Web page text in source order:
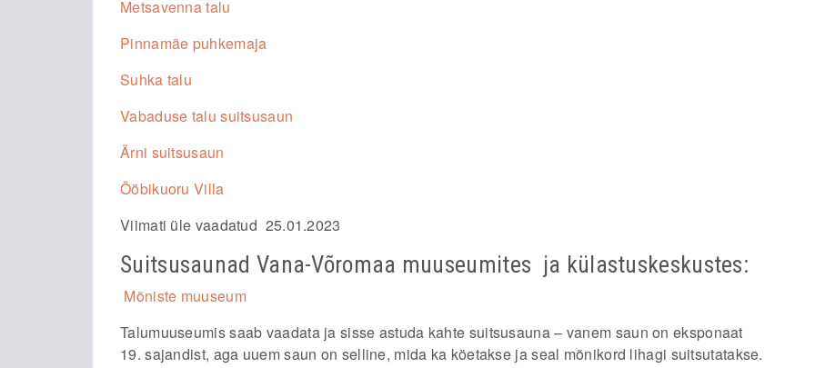
Metsavenna talu
Pinnamäe puhkemaja
Suhka talu
Vabaduse talu suitsusaun
Ärni suitsusaun
Ööbikuoru Villa
Viimati üle vaadatud 25.01.2023
Suitsusaunad Vana-Võromaa muuseumites ja külastuskeskustes:
Mõniste muuseum
Talumuuseumis saab vaadata ja sisse astuda kahte suitsusauna – vanem saun on eksponaat
19. sajandist, aga uuem saun on selline, mida ka köetakse ja seal mõnikord lihagi suitsutatakse.